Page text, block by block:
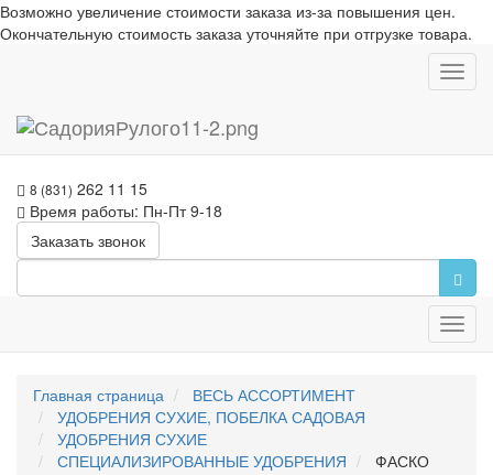
Возможно увеличение стоимости заказа из-за повышения цен.
Окончательную стоимость заказа уточняйте при отгрузке товара.
8 (831) 262 11 15
Время работы: Пн-Пт 9-18
Заказать звонок
Главная страница
ВЕСЬ АССОРТИМЕНТ
УДОБРЕНИЯ СУХИЕ, ПОБЕЛКА САДОВАЯ
УДОБРЕНИЯ СУХИЕ
СПЕЦИАЛИЗИРОВАННЫЕ УДОБРЕНИЯ
ФАСКО